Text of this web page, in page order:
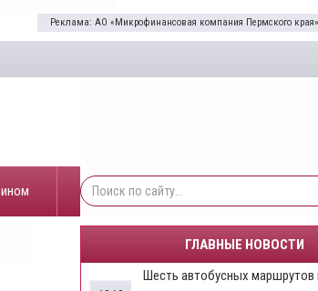
Реклама: АО «Микрофинансовая компания Пермского
ГЛАВНЫЕ НОВОСТИ
Шесть автобусных маршрутов